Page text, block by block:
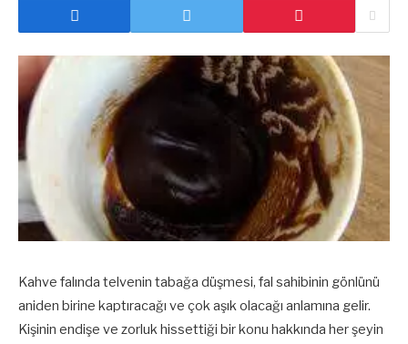
Kahve falında telvenin tabağa düşmesi, fal sahibinin gönlünü
aniden birine kaptıracağı ve çok aşık olacağı anlamına gelir.
Kişinin endişe ve zorluk hissettiği bir konu hakkında her şeyin